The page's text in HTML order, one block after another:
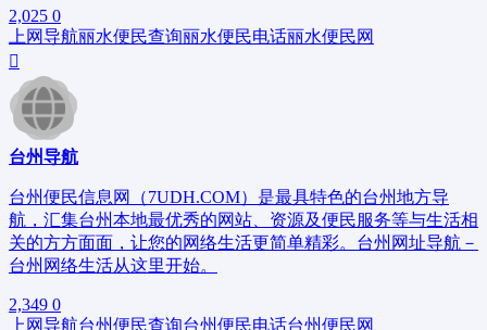
2,025 0
上网导航丽水便民查询丽水便民电话丽水便民网
台州导航
台州便民信息网（7UDH.COM）是最具特色的台州地方导
航，汇集台州本地最优秀的网站、资源及便民服务等与生活相
关的方方面面，让您的网络生活更简单精彩。台州网址导航－
台州网络生活从这里开始。
2,349 0
上网导航台州便民查询台州便民电话台州便民网